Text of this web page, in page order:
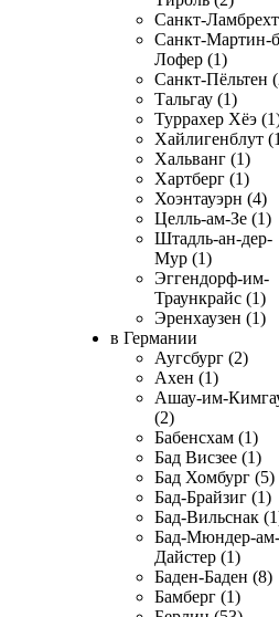
Санкт-
Санкт-Мартин-
Лофер (1)
Санкт-Пёльтен
Тальгау (1)
Туррахер Хёэ
Хайлигенблут
Хальванг (1)
Хартберг (1)
Хоэнтауэрн (4)
Целль-ам-Зе (1)
Штадль-ан-дер-
Мур (1)
Эггендорф-им-
Траункрайс (1)
Эренхаузен (1)
в Германии
Аугсбург (2)
Ахен (1)
Ашау-им-
(2)
Бабенсхам (1)
Бад Висзее (1)
Бад Хомбург (5)
Бад-Брайзиг (1)
Бад-Вильснак
Бад-Мюндер-ам-
Дайстер (1)
Баден-Баден (8)
Бамберг (1)